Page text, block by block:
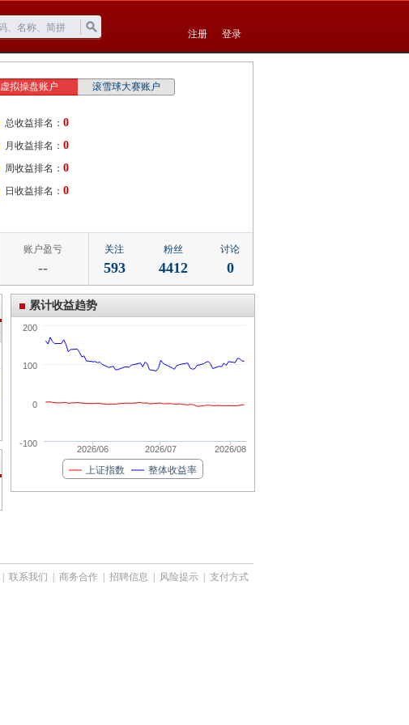
注册 登录
虚拟操盘账户 滚雪球大赛账户
总收益排名： 0
月收益排名： 0
周收益排名： 0
日收益排名： 0
账户盈亏
--
关注
593
粉丝
4412
讨论
0
累计收益趋势
上证指数 整体收益率
2026/06 2026/07 2026/08
0
-100
100
200
联系我们 商务合作 招聘信息 风险提示 支付方式